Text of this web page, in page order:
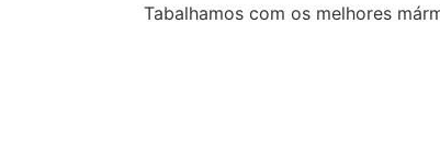
Tabalhamos com os melhores